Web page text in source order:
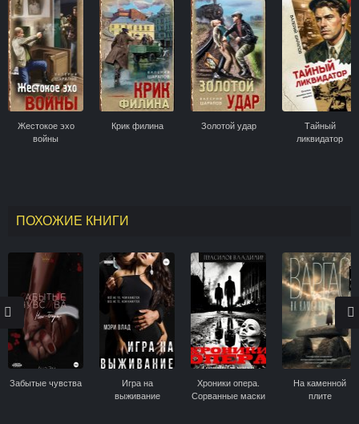
Жестокое эхо
войны
Крик филина Золотой удар
Тайный
ликвидатор
ПОХОЖИЕ КНИГИ
Забытые чувства
Игра на
выживание
Хроники опера.
Сорванные маски
На каменной
плите